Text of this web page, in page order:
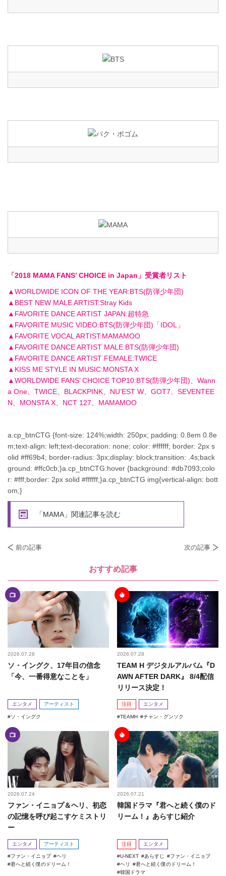
「2018 MAMA FANS’ CHOICE in Japan」受賞者リスト
▲WORLDWIDE ICON OF THE YEAR:BTS(防弾少年団)
▲BEST NEW MALE ARTIST:Stray Kids
▲FAVORITE DANCE ARTIST JAPAN:超特急
▲FAVORITE MUSIC VIDEO:BTS(防弾少年団)「IDOL」
▲FAVORITE VOCAL ARTIST:MAMAMOO
▲FAVORITE DANCE ARTIST MALE:BTS(防弾少年団)
▲FAVORITE DANCE ARTIST FEMALE:TWICE
▲KISS ME STYLE IN MUSIC:MONSTA X
▲WORLDWIDE FANS’ CHOICE TOP10:BTS(防弾少年団)、Wann
a One、TWICE、BLACKPINK、NU’EST W、GOT7、SEVENTEE
N、MONSTA X、NCT 127、MAMAMOO
a.cp_btnCTG {font-size: 124%;width: 250px; padding: 0.8em 0.8e
m;text-align: left;text-decoration: none; color: #ffffff; border: 2px s
olid #ff69b4; border-radius: 3px;display: block;transition: .4s;back
ground: #ffc0cb;}a.cp_btnCTG:hover {background: #db7093;colo
r: #fff;border: 2px solid #ffffff;}a.cp_btnCTG img{vertical-align: bott
om;}
「MAMA」関連記事を読む
前の記事 次の記事
おすすめ記事
2026.07.28
ソ・イングク、17年目の信念
「今、一番得意なことを」
エンタメ アーティスト
ソ・イングク
2026.07.28
TEAM H デジタルアルバム『D
AWN AFTER DARK』 8/4配信
リリース決定！
注目 エンタメ
TEAMH チャン・グンソク
2026.07.24
ファン・イニョプ＆ヘリ、初恋
の記憶を呼び起こすケミストリ
ー
エンタメ アーティスト
ファン・イニョプ
ヘリ
君へと続く僕のドリーム！
2026.07.21
韓国ドラマ『君へと続く僕のド
リーム！』あらすじ紹介
注目 エンタメ
U-NEXT あらすじ
ファン・イニョプ
ヘリ
君へと続く僕のドリーム！
韓国ドラマ